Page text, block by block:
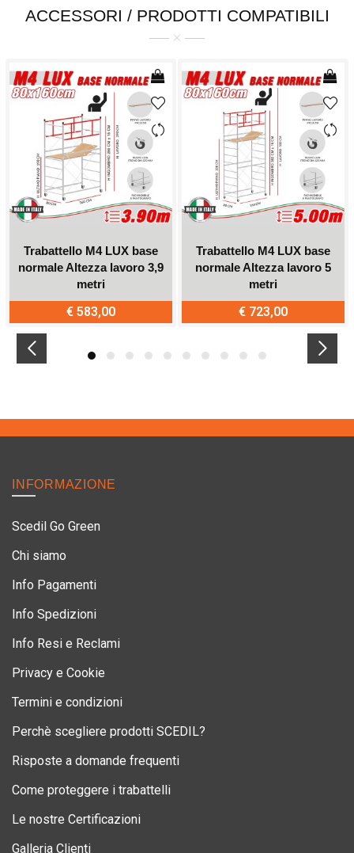
ACCESSORI / PRODOTTI COMPATIBILI
Trabattello M4 LUX base
normale Altezza lavoro 3,9
metri
€ 583,00
Trabattello M4 LUX base
normale Altezza lavoro 5
metri
€ 723,00
INFORMAZIONE
Scedil Go Green
Chi siamo
Info Pagamenti
Info Spedizioni
Info Resi e Reclami
Privacy e Cookie
Termini e condizioni
Perchè scegliere prodotti SCEDIL?
Risposte a domande frequenti
Come proteggere i trabattelli
Le nostre Certificazioni
Galleria Clienti